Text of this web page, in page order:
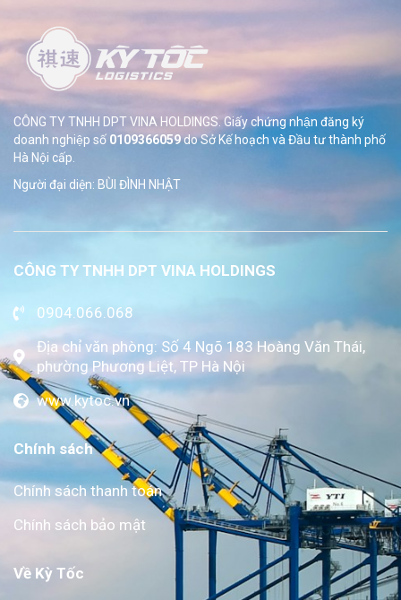
CÔNG TY TNHH DPT VINA HOLDINGS. Giấy chứng nhận đăng ký
doanh nghiệp số 0109366059do SởKế hoạch và Đầu tư thành phố
Hà Nội cấp.
Người đại diện: BÙI ĐÌNH NHẬT
CÔNG TY TNHH DPT VINA HOLDINGS
0904.066.068
Địa chỉ văn phòng: Số 4 Ngõ 183 Hoàng Văn Thái,
phường Phương Liệt, TP Hà Nội
www.kytoc.vn
Chính sách
Chính sách thanh toán
Chính sách bảo mật
Về Kỳ Tốc